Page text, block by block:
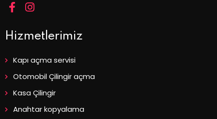
Hizmetlerimiz
Kapı açma servisi
Otomobil Çilingir açma
Kasa Çilingir
Anahtar kopyalama